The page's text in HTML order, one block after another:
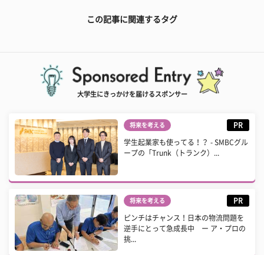
この記事に関連するタグ
大学生にきっかけを届けるスポンサー
将来を考える PR
学生起業家も使ってる！？ - SMBCグル
ープの「Trunk（トランク）...
将来を考える PR
ピンチはチャンス！日本の物流問題を
逆手にとって急成長中 ー ア・プロの
挑...